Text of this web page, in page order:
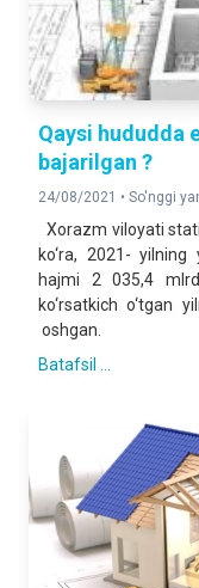
Qaysi hududda
bajarilgan ?
24/08/2021 • So'nggi
Xorazm viloyati
ko‘ra, 2021-
hajmi 2 035,4
ko‘rsatkich o‘tgan
oshgan.
Batafsil ...